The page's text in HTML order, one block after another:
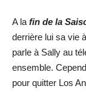
A la fin de la
derrière lui sa vie
parle à Sally au
ensemble.
pour quitter Los